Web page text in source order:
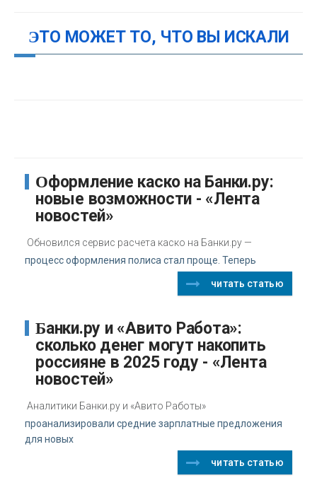
ЭТО МОЖЕТ ТО, ЧТО ВЫ ИСКАЛИ
Оформление каско на Банки.ру:
новые возможности - «Лента
новостей»
Обновился сервис расчета каско на Банки.ру —
процесс оформления полиса стал проще. Теперь
читать статью
Банки.ру и «Авито Работа»:
сколько денег могут накопить
россияне в 2025 году - «Лента
новостей»
Аналитики Банки.ру и «Авито Работы»
проанализировали средние зарплатные предложения
для новых
читать статью